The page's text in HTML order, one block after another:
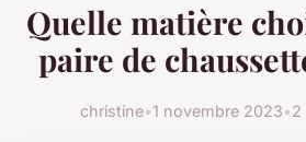
Quelle matière
paire de
christine•1 novembre 2023•2